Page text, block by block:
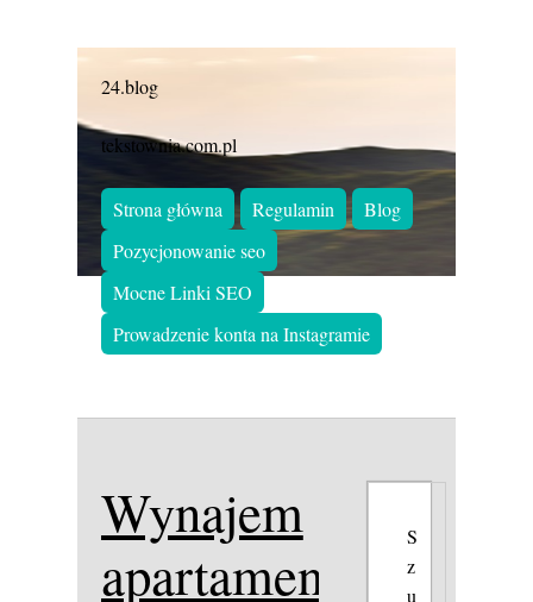
24.blog
tekstownia.com.pl
Strona główna Regulamin
Blog
Pozycjonowanie seo
Mocne Linki SEO
Prowadzenie konta na Instagramie
Wynajem
apartamentów
S
z
u